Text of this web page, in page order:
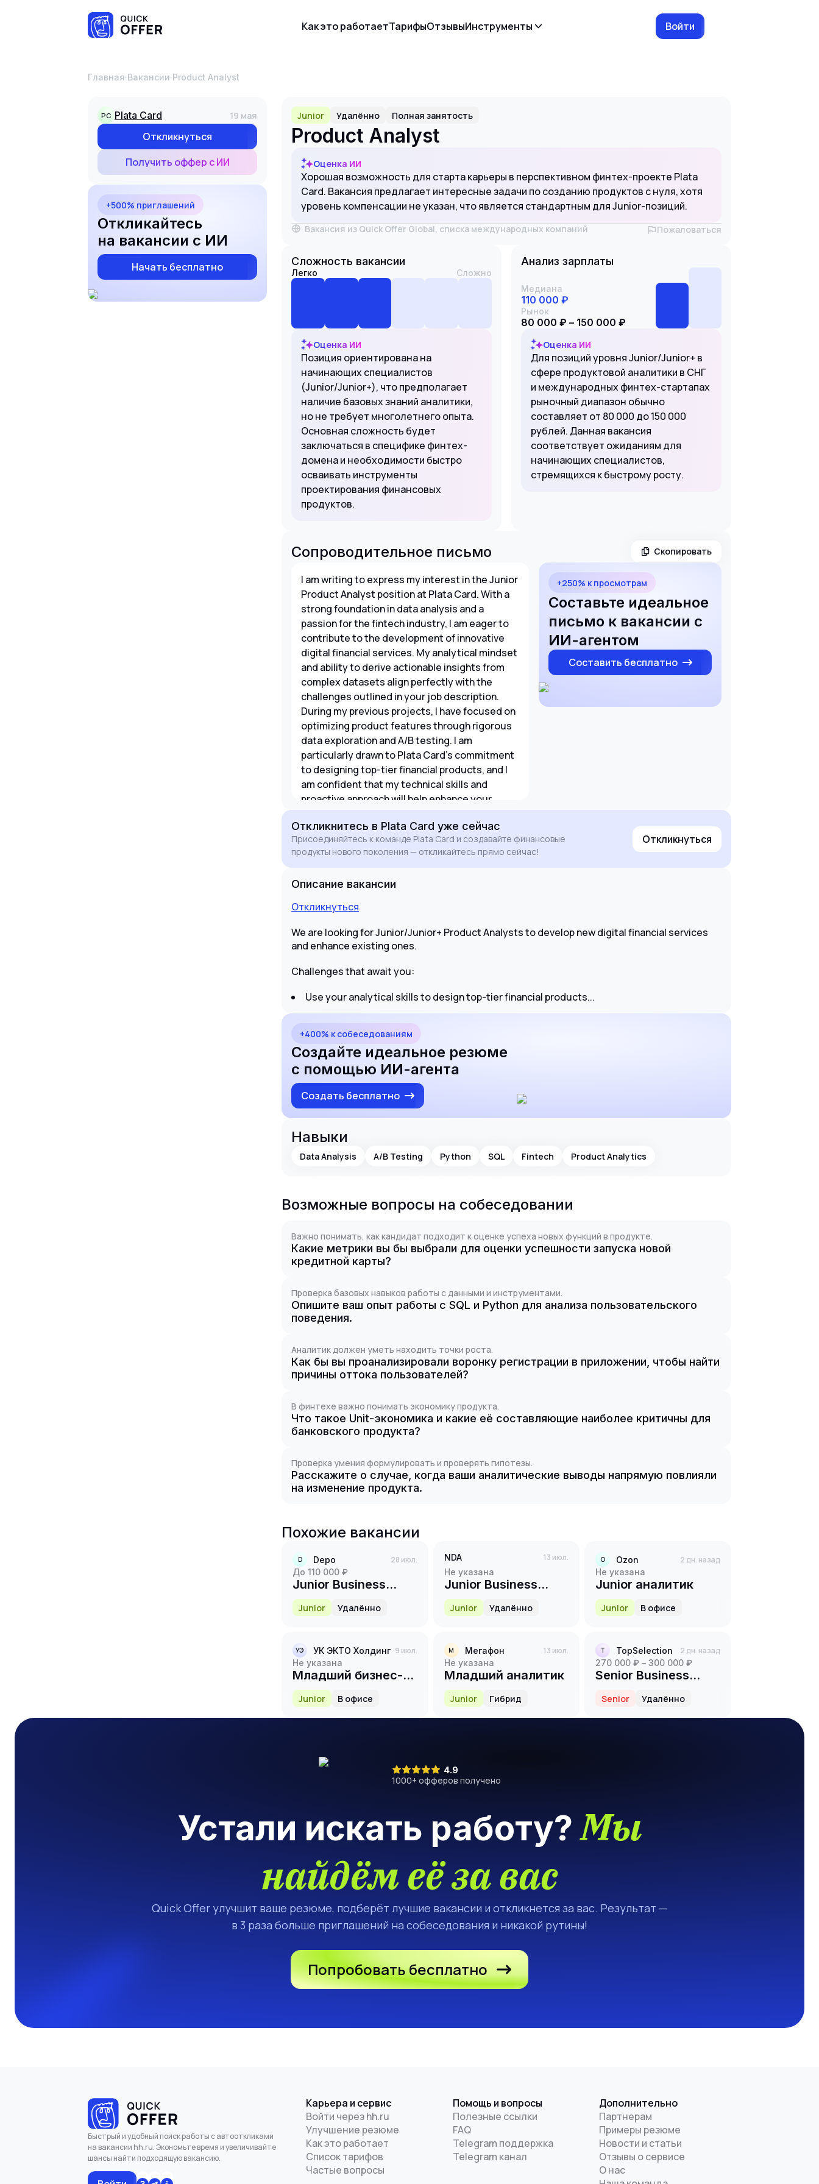
Как это работаетТарифыОтзывыИнструменты Войти
Главная·Вакансии· Product Analyst
PC Plata Card 19 мая
Откликнуться
Получить оффер с ИИ
+500% приглашений
Откликайтесь
на вакансии с ИИ
Начать бесплатно
Junior Удалённо Полная занятость
Product Analyst
Оценка ИИ
Хорошая возможность для старта карьеры в перспективном финтех-проекте Plata
Card. Вакансия предлагает интересные задачи по созданию продуктов с нуля, хотя
уровень компенсации не указан, что является стандартным для Junior-позиций.
Вакансия из Quick Offer Global, списка международных компаний Пожаловаться
Сложность вакансии
Легко Сложно
Оценка ИИ
Позиция ориентирована на
начинающих специалистов
(Junior/Junior+), что предполагает
наличие базовых знаний аналитики,
но не требует многолетнего опыта.
Основная сложность будет
заключаться в специфике финтех-
домена и необходимости быстро
осваивать инструменты
проектирования финансовых
продуктов.
Анализ зарплаты
Медиана
110 000 ₽
Рынок
80 000 ₽ – 150 000 ₽
Оценка ИИ
Для позиций уровня Junior/Junior+ в
сфере продуктовой аналитики в СНГ
и международных финтех-стартапах
рыночный диапазон обычно
составляет от 80 000 до 150 000
рублей. Данная вакансия
соответствует ожиданиям для
начинающих специалистов,
стремящихся к быстрому росту.
Сопроводительное письмо Скопировать
I am writing to express my interest in the Junior
Product Analyst position at Plata Card. With a
strong foundation in data analysis and a
passion for the fintech industry, I am eager to
contribute to the development of innovative
digital financial services. My analytical mindset
and ability to derive actionable insights from
complex datasets align perfectly with the
challenges outlined in your job description.
During my previous projects, I have focused on
optimizing product features through rigorous
data exploration and A/B testing. I am
particularly drawn to Plata Card's commitment
to designing top-tier financial products, and I
am confident that my technical skills and
proactive approach will help enhance your
of new services.
+250% к просмотрам
Составьте идеальное
письмо к вакансии с
ИИ-агентом
Составить бесплатно
Откликнитесь в Plata Card уже сейчас
Присоединяйтесь к команде Plata Card и создавайте финансовые
продукты нового поколения — откликайтесь прямо сейчас!
Откликнуться
Описание вакансии
Откликнуться
We are looking for Junior/Junior+ Product Analysts to develop new digital financial services
and enhance existing ones.
Challenges that await you:
Use your analytical skills to design top-tier financial products...
+400% к собеседованиям
Создайте идеальное резюме
с помощью ИИ-агента
Создать бесплатно
Навыки
Data Analysis A/B Testing Python SQL Fintech Product Analytics
Возможные вопросы на собеседовании
Важно понимать, как кандидат подходит к оценке успеха новых функций в продукте.
Какие метрики вы бы выбрали для оценки успешности запуска новой
кредитной карты?
Проверка базовых навыков работы с данными и инструментами.
Опишите ваш опыт работы с SQL и Python для анализа пользовательского
поведения.
Аналитик должен уметь находить точки роста.
Как бы вы проанализировали воронку регистрации в приложении, чтобы найти
причины оттока пользователей?
В финтехе важно понимать экономику продукта.
Что такое Unit-экономика и какие её составляющие наиболее критичны для
банковского продукта?
Проверка умения формулировать и проверять гипотезы.
Расскажите о случае, когда ваши аналитические выводы напрямую повлияли
на изменение продукта.
Похожие вакансии
D Depo
28 июл.
до 110 000 ₽
Junior Business
Analyst
Junior Удалённо
NDA
13 июл.
Не указана
Junior Business
Analyst
Junior Удалённо
O Ozon
2 дн. назад
Не указана
Junior аналитик
Junior В офисе
УЭ УК ЭКТО Холдинг 9 июл.
Не указана
Младший бизнес-
аналитик
Junior В офисе
М Мегафон
13 июл.
Не указана
Младший аналитик
Junior Гибрид
T TopSelection
2 дн. назад
270 000 ₽ – 300 000 ₽
Senior Business
(Logistics/Warehouse)
Senior Удалённо
4.9
1000+ офферов получено
Устали искать работу?Мы
найдём её за вас
Quick Offer улучшит ваше резюме, подберёт лучшие вакансии и откликнется за вас. Результат —
в 3 раза больше приглашений на собеседования и никакой рутины!
Попробовать бесплатно
Быстрый и удобный поиск работы с автооткликами
на вакансии hh.ru. Экономьте время и увеличивайте
шансы найти подходящую вакансию.
Карьера и сервис
Войти через hh.ru
Улучшение резюме
Как это работает
Список тарифов
Частые вопросы
Помощь и вопросы
Полезные ссылки
FAQ
Telegram поддержка
Telegram канал
Дополнительно
Партнерам
Примеры резюме
Новости и статьи
Отзывы о сервисе
О нас